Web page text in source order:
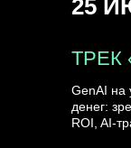
ТРЕК
GenAI на
денег:
ROI, AI-
25